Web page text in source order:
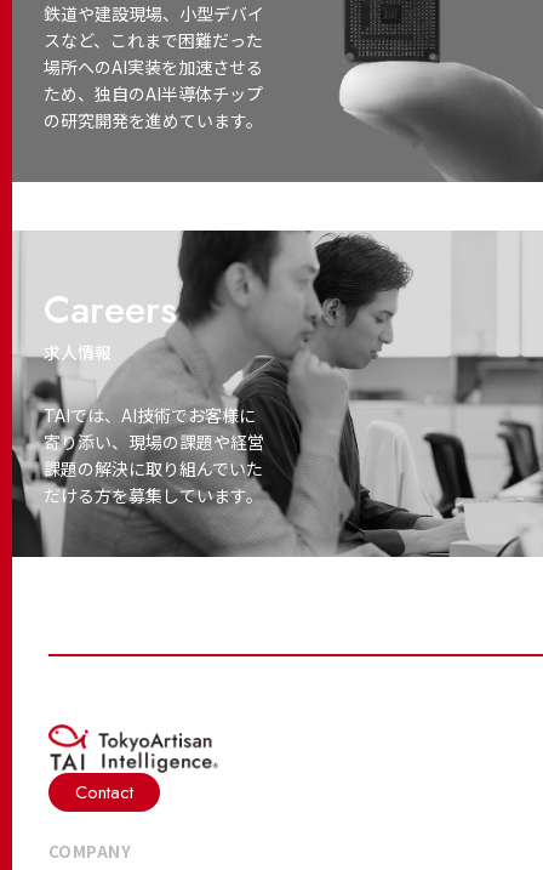
鉄道や建設現場、小型デバイ
スなど、これまで困難だった
場所へのAI実装を加速させる
ため、独自のAI半導体チップ
の研究開発を進めています。
Careers
求人情報
TAIでは、AI技術でお客様に
寄り添い、 現場の課題や経営
課題の解決に取り組んでいた
だける方を募集しています。
Contact
COMPANY